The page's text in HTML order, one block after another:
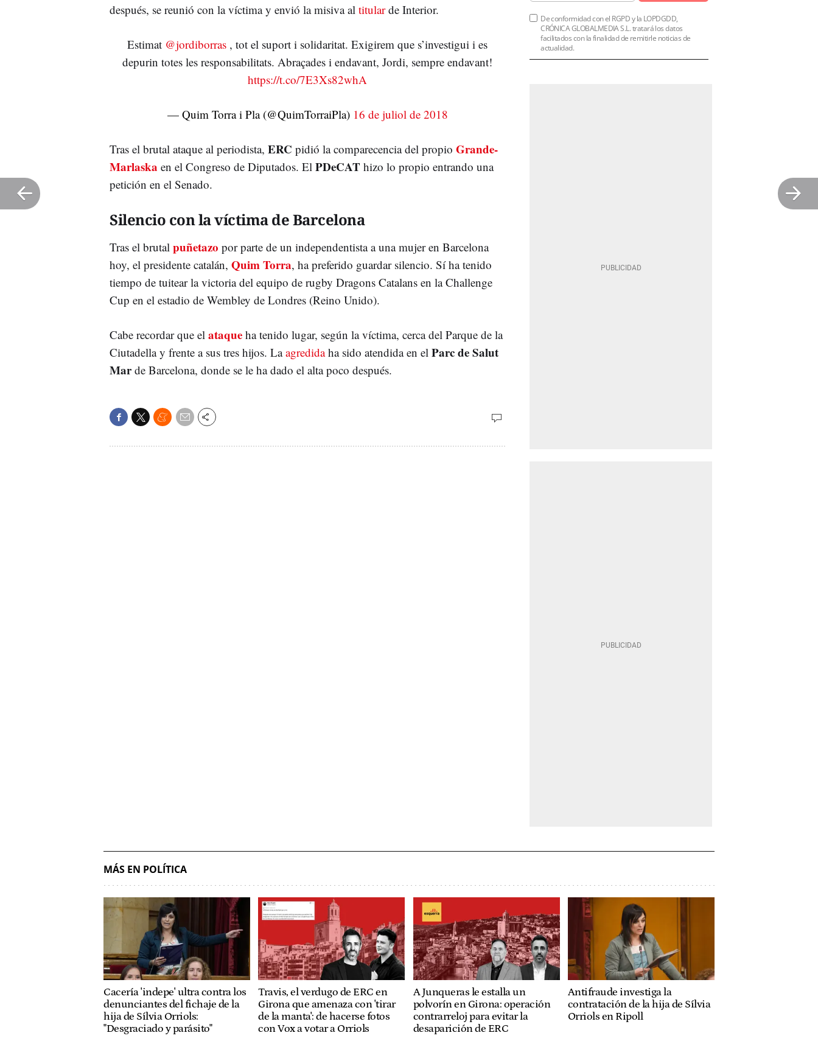
después, se reunió con la víctima y envió la misiva al titularde Interior.
Estimat @jordiborras , tot el suport i solidaritat. Exigirem que s’investigui i es
depurin totes les responsabilitats. Abraçades i endavant, Jordi, sempre endavant!
https://t.co/7E3Xs82whA
— Quim Torra i Pla (@QuimTorraiPla) 16 de juliol de 2018
Tras el brutal ataque al periodista, ERC pidió la comparecencia del propio Grande-
Marlaska en el Congreso de Diputados. El PDeCAT hizo lo propio entrando una
petición en el Senado.
Silencio con la víctima de Barcelona
Tras el brutal puñetazo por parte de un independentista a una mujer en Barcelona
hoy, el presidente catalán, Quim Torra, ha preferido guardar silencio. Sí ha tenido
tiempo de tuitear la victoria del equipo de rugby Dragons Catalans en la Challenge
Cup en el estadio de Wembley de Londres (Reino Unido).
Cabe recordar que el ataque ha tenido lugar, según la víctima, cerca del Parque de la
Ciutadella y frente a sus tres hijos. Laagredidaha sido atendida en el Parc de Salut
Marde Barcelona, donde se le ha dado el alta poco después.
De conformidad con el RGPD y la LOPDGDD,
CRÓNICA GLOBALMEDIA S.L. tratará los datos
facilitados con la finalidad de remitirle noticias de
actualidad.
MÁS EN POLÍTICA
Cacería 'indepe' ultra contra los
denunciantes del fichaje de la
hija de Sílvia Orriols:
"Desgraciado y parásito"
Travis, el verdugo de ERC en
Girona que amenaza con 'tirar
de la manta': de hacerse fotos
con Vox a votar a Orriols
A Junqueras le estalla un
polvorín en Girona: operación
contrarreloj para evitar la
desaparición de ERC
Antifraude investiga la
contratación de la hija de Sílvia
Orriols en Ripoll